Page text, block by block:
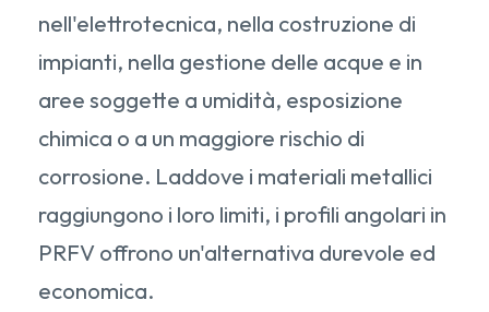
nell'elettrotecnica, nella costruzione di
impianti, nella gestione delle acque e in
aree soggette a umidità, esposizione
chimica o a un maggiore rischio di
corrosione. Laddove i materiali metallici
raggiungono i loro limiti, i profili angolari in
PRFV offrono un'alternativa durevole ed
economica.